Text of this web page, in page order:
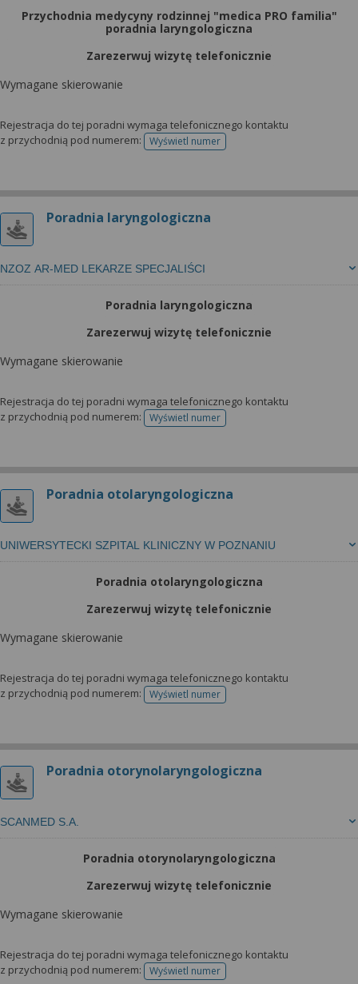
Przychodnia medycyny rodzinnej "medica PRO familia"
poradnia laryngologiczna
Zarezerwuj wizytę telefonicznie
Wymagane skierowanie
Rejestracja do tej poradni wymaga telefonicznego kontaktu
z przychodnią pod numerem:
Wyświetl numertelefonu do rejestracji
Poradnia laryngologiczna
NZOZ AR-MED LEKARZE SPECJALIŚCI
Poradnia laryngologiczna
Zarezerwuj wizytę telefonicznie
Wymagane skierowanie
Rejestracja do tej poradni wymaga telefonicznego kontaktu
z przychodnią pod numerem:
Wyświetl numertelefonu do rejestracji
Poradnia otolaryngologiczna
UNIWERSYTECKI SZPITAL KLINICZNY W POZNANIU
Poradnia otolaryngologiczna
Zarezerwuj wizytę telefonicznie
Wymagane skierowanie
Rejestracja do tej poradni wymaga telefonicznego kontaktu
z przychodnią pod numerem:
Wyświetl numertelefonu do rejestracji
Poradnia otorynolaryngologiczna
SCANMED S.A.
Poradnia otorynolaryngologiczna
Zarezerwuj wizytę telefonicznie
Wymagane skierowanie
Rejestracja do tej poradni wymaga telefonicznego kontaktu
z przychodnią pod numerem:
Wyświetl numertelefonu do rejestracji